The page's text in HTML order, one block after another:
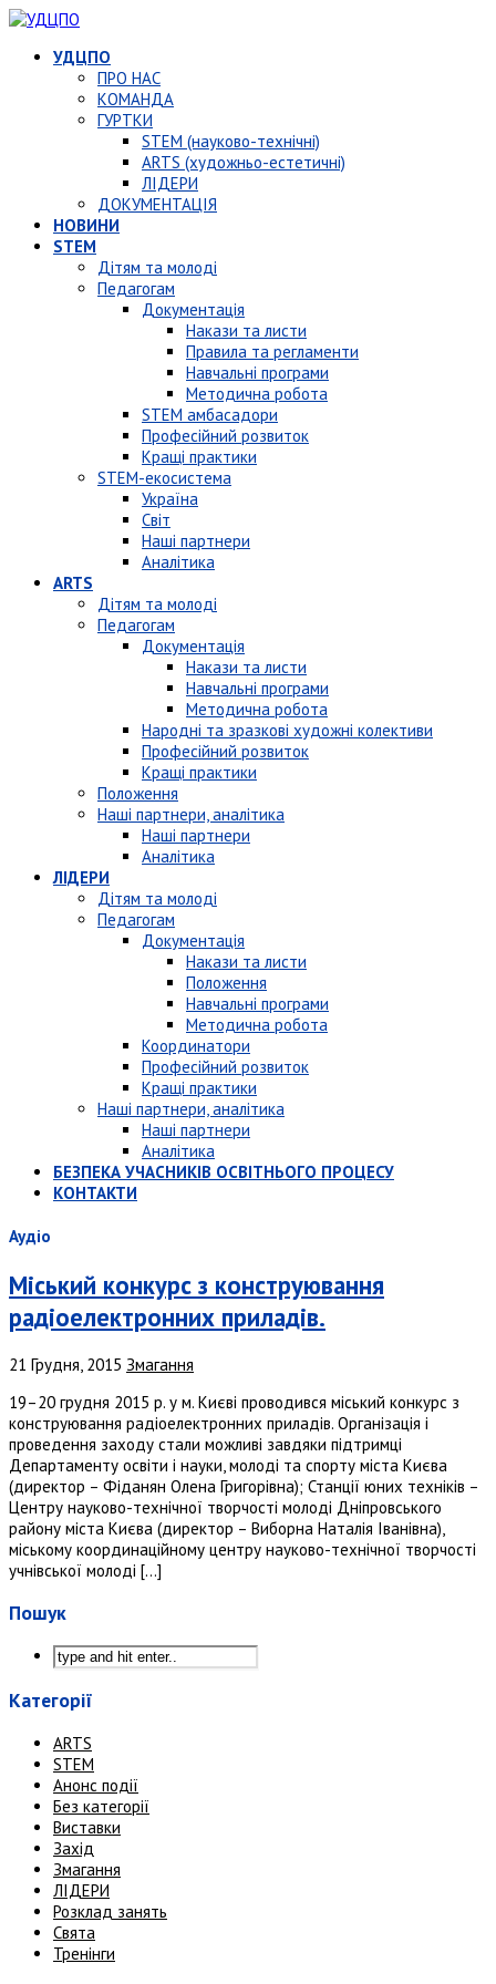
УДЦПО
ПРО НАС
КОМАНДА
ГУРТКИ
STEM (науково-технічні)
ARTS (художньо-естетичні)
ЛІДЕРИ
ДОКУМЕНТАЦІЯ
НОВИНИ
STEM
Дітям та молоді
Педагогам
Документація
Накази та листи
Правила та регламенти
Навчальні програми
Методична робота
STEM амбасадори
Професійний розвиток
Кращі практики
STEM-екосистема
Україна
Світ
Наші партнери
Аналітика
ARTS
Дітям та молоді
Педагогам
Документація
Накази та листи
Навчальні програми
Методична робота
Народні та зразкові художні колективи
Професійний розвиток
Кращі практики
Положення
Наші партнери, аналітика
Наші партнери
Аналітика
ЛІДЕРИ
Дітям та молоді
Педагогам
Документація
Накази та листи
Положення
Навчальні програми
Методична робота
Координатори
Професійний розвиток
Кращі практики
Наші партнери, аналітика
Наші партнери
Аналітика
БЕЗПЕКА УЧАСНИКІВ ОСВІТНЬОГО ПРОЦЕСУ
КОНТАКТИ
Аудіо
Міський конкурс з конструювання
радіоелектронних приладів.
21 Грудня, 2015 Змагання
19–20 грудня 2015 р. у м. Києві проводився міський конкурс з
конструювання радіоелектронних приладів. Організація і
проведення заходу стали можливі завдяки підтримці
Департаменту освіти і науки, молоді та спорту міста Києва
(директор – Фіданян Олена Григорівна); Станції юних техніків –
Центру науково-технічної творчості молоді Дніпровського
району міста Києва (директор – Виборна Наталія Іванівна),
міському координаційному центру науково-технічної творчості
учнівської молоді […]
Пошук
Категорії
ARTS
STEM
Анонс події
Без категорії
Виставки
Захід
Змагання
ЛІДЕРИ
Розклад занять
Свята
Тренінги